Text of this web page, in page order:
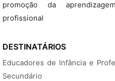
promoção da
profissional
DESTINATÁRIOS
Educadores de Infância e
Secundário